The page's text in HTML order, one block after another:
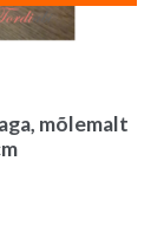
mõlemalt